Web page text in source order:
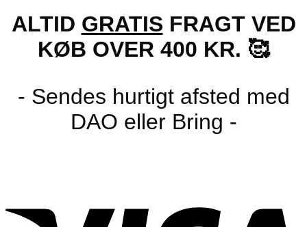
ALTID GRATIS FRAGT VED
KØB OVER 400 KR. 🥰
- Sendes hurtigt afsted med
DAO eller Bring -